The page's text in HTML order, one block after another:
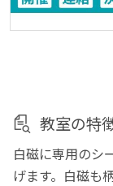
教室の特
白磁に専用のシ
げます。白磁も